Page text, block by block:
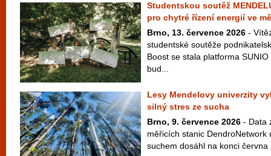
Studentskou soutěž
pro chytré řízení energií ve
Brno, 13. července 2026 -
studentské soutěže
Boost se stala platforma
bud...
Lesy Mendelovy univerzity
silný stres ze sucha
Brno, 9. července 2026 - Data
měřicích stanic DendroNetwork
suchem dosáhl na konci